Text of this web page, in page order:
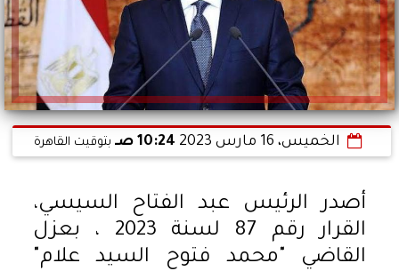
الخميس، 16 مارس 2023 10:24 صـ بتوقيت القاهرة
أصدر الرئيس عبد الفتاح السيسي،
القرار رقم 87 لسنة 2023 ، بعزل
القاضي "محمد فتوح السيد علام"